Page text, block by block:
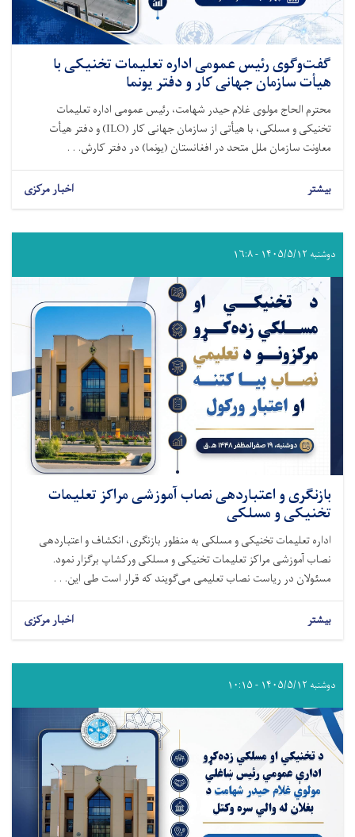
گفت‌وگوی رئیس عمومی اداره تعلیمات تخنیکی با
هیأت سازمان جهانی کار و دفتر یونما
محترم الحاج مولوی غلام حیدر شهامت، رئیس عمومی اداره تعلیمات
تخنیکی و مسلکی، با هیأتی از سازمان جهانی کار (ILO) و دفتر هیأت
معاونت سازمان ملل متحد در افغانستان (یونما) در دفتر کارش. . .
بیشتر اخبار مرکزی
دوشنبه ۱۴۰۵/۵/۱۲ - ۱۶:۸
بازنگری و اعتباردهی نصاب آموزشی مراکز تعلیمات
تخنیکی و مسلکی
اداره تعلیمات تخنیکی و مسلکی به منظور بازنگری، انکشاف و اعتباردهی
نصاب آموزشی مراکز تعلیمات تخنیکی و مسلکی ورکشاپ برگزار نمود.
مسئولان در ریاست نصاب تعلیمی می‌گویند که قرار است طی این. . .
بیشتر اخبار مرکزی
دوشنبه ۱۴۰۵/۵/۱۲ - ۱۰:۱۵